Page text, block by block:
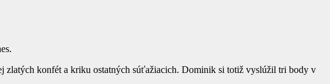
zlatých konfét a kriku ostatných súťažiacich. Dominik si totiž vyslúžil tri body v